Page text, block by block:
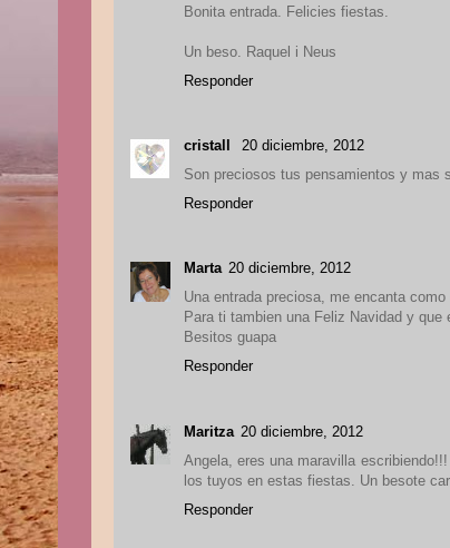
Bonita entrada. Felicies fiestas.
Un beso. Raquel i Neus
Responder
cristall
20 diciembre, 2012
Son preciosos tus pensamientos y mas
Responder
Marta 20 diciembre, 2012
Una entrada preciosa, me encanta como
Para ti tambien una Feliz Navidad y
Besitos guapa
Responder
Maritza 20 diciembre, 2012
Angela, eres una maravilla
los tuyos en estas fiestas. Un besote
Responder